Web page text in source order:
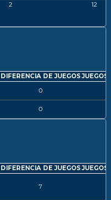
2 12
DIFERENCIA DE JUEGOSJUEGOS
0
0
DIFERENCIA DE JUEGOSJUEGOS
7